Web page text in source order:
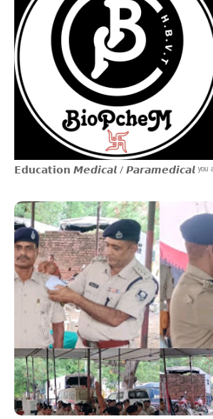
𝗘𝗱𝘂𝗰𝗮𝘁𝗶𝗼𝗻 𝙈𝙚𝙙𝙞𝙘𝙖𝙡 / 𝙋𝙖𝙧𝙖𝙢𝙚𝙙𝙞𝙘𝙖𝙡 ʸᵒᵘ ᵃʳᵉ